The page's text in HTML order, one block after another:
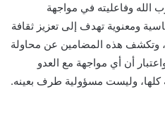
الله وفاعليته في مواجهة
ومعنوية تهدف إلى تعزيز ثقافة
وتكشف هذه المضامين عن محاولة
أن أي مواجهة مع العدو
كلها، وليست مسؤولية طرف بعينه.